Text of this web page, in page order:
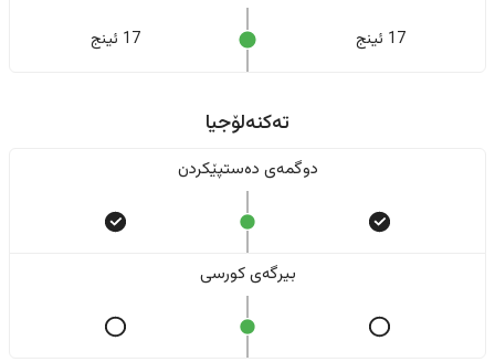
17 ئینج 17 ئینج
تەکنەلۆجیا
دوگمەی دەستپێکردن
بیرگەی کورسی